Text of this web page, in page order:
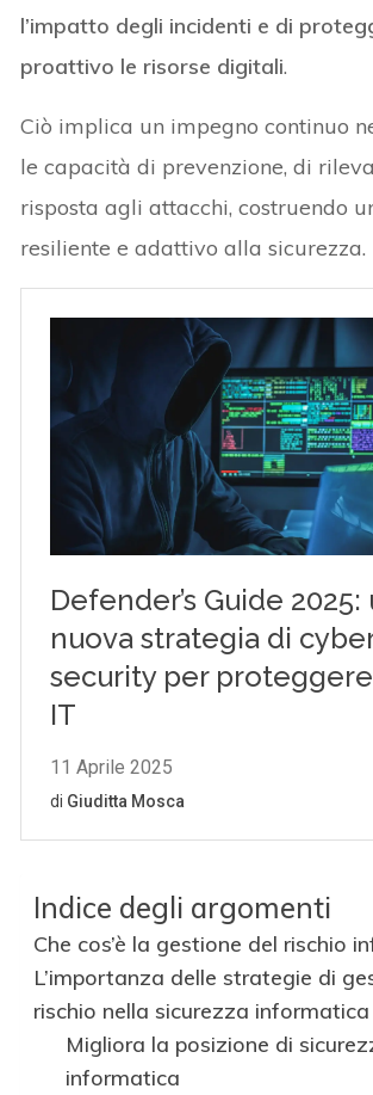
l’impatto degli incidenti e di
proattivo le risorse digitali.
Ciò implica un impegno continuo
le capacità di prevenzione, di
risposta agli attacchi, costruendo
resiliente e adattivo alla sicurezza.
Indice degli argomenti
Che cos’è la gestione del rischio
L’importanza delle strategie di
rischio nella sicurezza informatica
Migliora la posizione di
informatica